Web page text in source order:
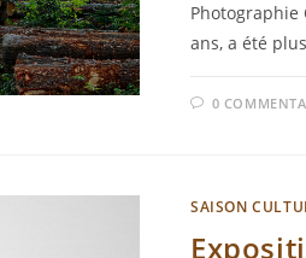
ans, a été
0
SAISON